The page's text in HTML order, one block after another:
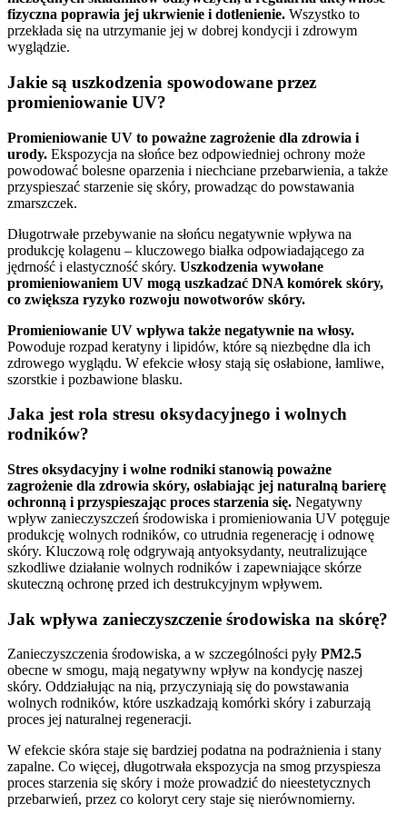
fizyczna poprawia jej ukrwienie i dotlenienie. Wszystko to
przekłada się na utrzymanie jej w dobrej kondycji i zdrowym
wyglądzie.
Jakie są uszkodzenia spowodowane przez
promieniowanie UV?
Promieniowanie UV to poważne zagrożenie dla zdrowia i
urody. Ekspozycja na słońce bez odpowiedniej ochrony może
powodować bolesne oparzenia i niechciane przebarwienia, a także
przyspieszać starzenie się skóry, prowadząc do powstawania
zmarszczek.
Długotrwałe przebywanie na słońcu negatywnie wpływa na
produkcję kolagenu – kluczowego białka odpowiadającego za
jędrność i elastyczność skóry. Uszkodzenia wywołane
promieniowaniem UV mogą uszkadzać DNA komórek skóry,
co zwiększa ryzyko rozwoju nowotworów skóry.
Promieniowanie UV wpływa także negatywnie na włosy.
Powoduje rozpad keratyny i lipidów, które są niezbędne dla ich
zdrowego wyglądu. W efekcie włosy stają się osłabione, łamliwe,
szorstkie i pozbawione blasku.
Jaka jest rola stresu oksydacyjnego i wolnych
rodników?
Stres oksydacyjny i wolne rodniki stanowią poważne
zagrożenie dla zdrowia skóry, osłabiając jej naturalną barierę
ochronną i przyspieszając proces starzenia się. Negatywny
wpływ zanieczyszczeń środowiska i promieniowania UV potęguje
produkcję wolnych rodników, co utrudnia regenerację i odnowę
skóry. Kluczową rolę odgrywają antyoksydanty, neutralizujące
szkodliwe działanie wolnych rodników i zapewniające skórze
skuteczną ochronę przed ich destrukcyjnym wpływem.
Jak wpływa zanieczyszczenie środowiska na skórę?
Zanieczyszczenia środowiska, a w szczególności pyły PM2.5
obecne w smogu, mają negatywny wpływ na kondycję naszej
skóry. Oddziałując na nią, przyczyniają się do powstawania
wolnych rodników, które uszkadzają komórki skóry i zaburzają
proces jej naturalnej regeneracji.
W efekcie skóra staje się bardziej podatna na podrażnienia i stany
zapalne. Co więcej, długotrwała ekspozycja na smog przyspiesza
proces starzenia się skóry i może prowadzić do nieestetycznych
przebarwień, przez co koloryt cery staje się nierównomierny.